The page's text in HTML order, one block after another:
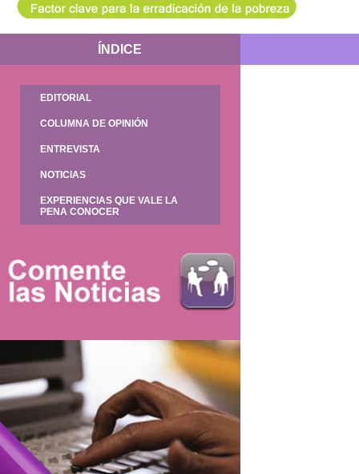
ÍNDICE
EDITORIAL
COLUMNA DE OPINIÓN
ENTREVISTA
NOTICIAS
EXPERIENCIAS QUE VALE LA
PENA CONOCER